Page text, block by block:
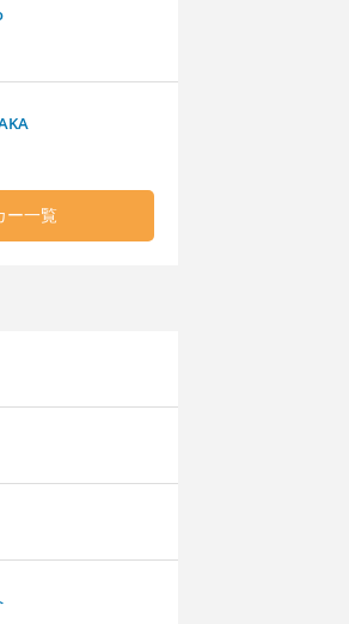
ー一覧